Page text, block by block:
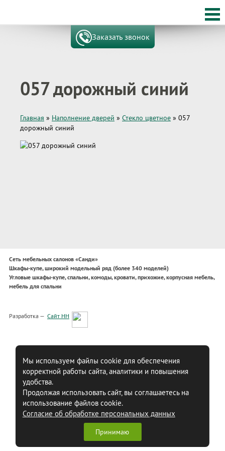
Заказать звонок
057 дорожный синий
Главная » Наполнение дверей » Стекло цветное » 057
дорожный синий
Сеть мебельных салонов «Санди»
Шкафы-купе, широкий модельный ряд (более 340 моделей)
Угловые шкафы-купе, спальни, комоды, кровати, прихожие, корпусная мебель,
мебель для спальни
Разработка — Сайт НН
Мы используем файлы cookie для обеспечения
корректной работы сайта, аналитики и повышения
удобства.
Продолжая использовать сайт, вы соглашаетесь на
использование файлов cookie.
Согласие об обработке персональных данных
Принимаю